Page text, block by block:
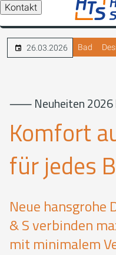
Kontakt
26.03.2026 Bad
⸺ Neuheiten 2026
Komfort
für jedes
Neue hansgrohe
& S verbinden
mit minimalem